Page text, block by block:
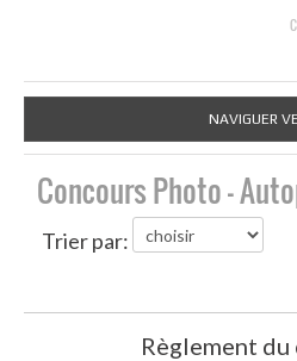
NAVIGUER
Concours Photo -
Trier par:
Règlement